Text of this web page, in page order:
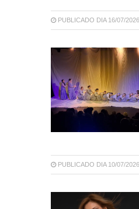
PUBLICADO DIA 16/07/
PUBLICADO DIA 10/07/